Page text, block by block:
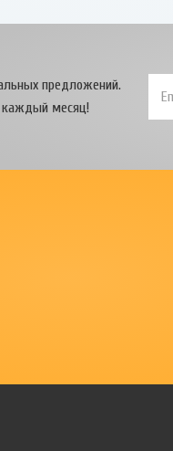
предложений.
месяц!